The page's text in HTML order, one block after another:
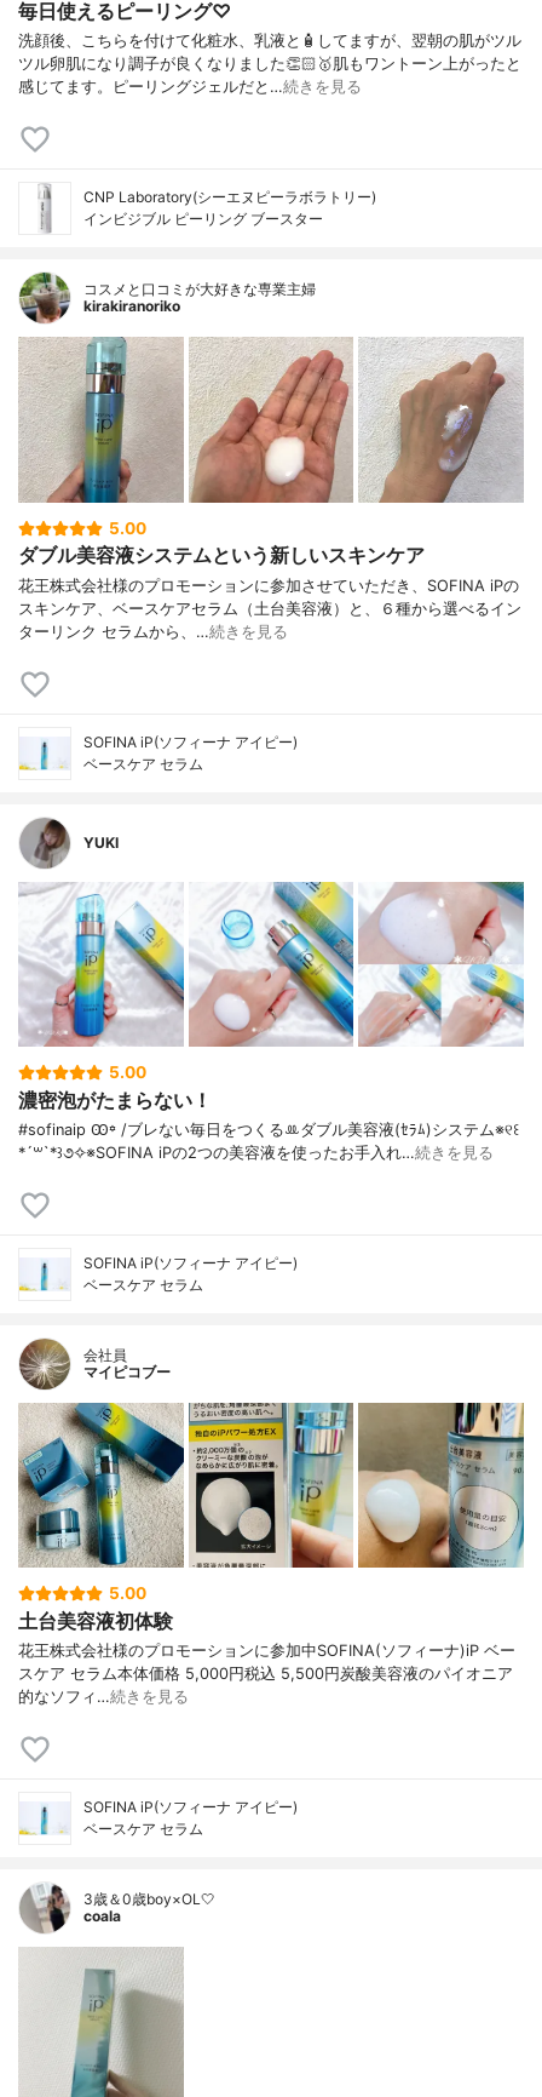
毎日使えるピーリング♡
洗顔後、こちらを付けて化粧水、乳液と🧴してますが、翌朝の肌がツル
ツル卵肌になり調子が良くなりました👏🏻🥇肌もワントーン上がったと
感じてます。ピーリングジェルだと…続きを見る
CNP Laboratory(シーエヌピーラボラトリー)
インビジブル ピーリング ブースター
コスメと口コミが大好きな専業主婦
kirakiranoriko
5.00
ダブル美容液システムという新しいスキンケア
花王株式会社様のプロモーションに参加させていただき、SOFINA iPの
スキンケア、ベースケアセラム（土台美容液）と、６種から選べるイン
ターリンク セラムから、…続きを見る
SOFINA iP(ソフィーナ アイピー)
ベースケア セラム
YUKI
5.00
濃密泡がたまらない！
#sofinaip Ꙭ꙳ / ブレない毎日をつくるꔛ‬ダブル美容液(ｾﾗﾑ)システム※୧꒰
*´꒳`*꒱૭✧※SOFINA iPの2つの美容液を使ったお手入れ…続きを見る
SOFINA iP(ソフィーナ アイピー)
ベースケア セラム
会社員
マイピコブー
5.00
土台美容液初体験
花王株式会社様のプロモーションに参加中SOFINA(ソフィーナ)iP ベー
スケア セラム本体価格 5,000円税込 5,500円炭酸美容液のパイオニア
的なソフィ…続きを見る
SOFINA iP(ソフィーナ アイピー)
ベースケア セラム
3歳＆0歳boy×OL🤍
coala